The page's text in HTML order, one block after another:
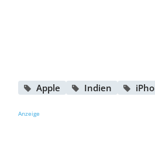
Apple Indien
Anzeige